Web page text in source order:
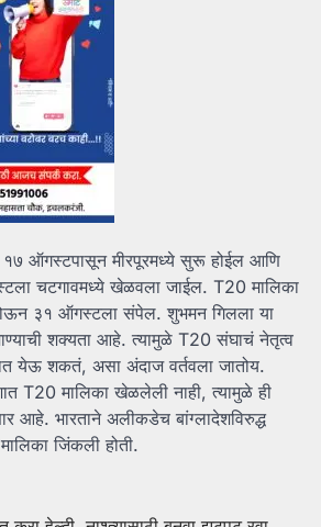
१७ ऑगस्टपासून मीरपूरमध्ये सुरू होईल आणि
चटगावमध्ये खेळवला जाईल. T20 मालिका
३१ ऑगस्टला संपेल. शुभमन गिलला या
जाण्याची शक्यता आहे. त्यामुळे T20 संघाचं नेतृत्व
येऊ शकतं, असा अंदाज वर्तवला जातोय.
T20 मालिका खेळलेली नाही, त्यामुळे ही
आहे. भारताने अलीकडेच बांग्लादेशविरुद्ध
जिंकली होती.